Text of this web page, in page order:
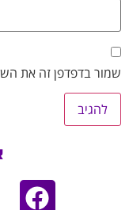
שמור בדפדפן זה את